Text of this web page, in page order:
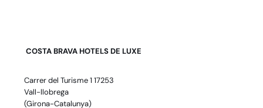
COSTA BRAVA HOTELS DE LUXE
Carrer del Turisme 1 17253
Vall-llobrega
(Girona-Catalunya)